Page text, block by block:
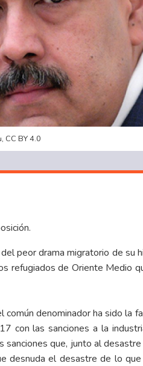
CC BY 4.0
peor drama migratorio de su
refugiados de Oriente Medio
denominador ha sido la
con las sanciones a la
sanciones que, junto al
desnuda el desastre de lo